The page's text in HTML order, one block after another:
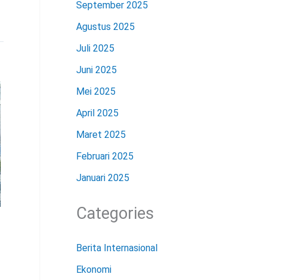
September 2025
Agustus 2025
Juli 2025
Juni 2025
Mei 2025
April 2025
Maret 2025
Februari 2025
Januari 2025
Categories
Berita Internasional
Ekonomi